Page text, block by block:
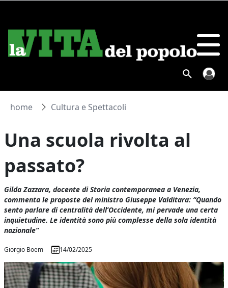
home Cultura e Spettacoli
Una scuola rivolta al
passato?
Gilda Zazzara, docente di Storia contemporanea a Venezia,
commenta le proposte del ministro Giuseppe Valditara: “Quando
sento parlare di centralità dell’Occidente, mi pervade una certa
inquietudine. Le identità sono più complesse della sola identità
nazionale”
Giorgio Boem 14/02/2025